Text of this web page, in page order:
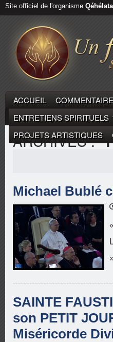
Site officiel de l'organisme Qéhélata
ACCUEIL
ENTRETIENS SPIRITUELS
PROJETS ARTISTIQUES
ARCHIVES :
Michael Bublé
SAINTE
son PETIT
Miséricorde